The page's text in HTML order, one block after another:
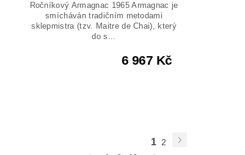
Ročníkový Armagnac 1965 Armagnac je
smícháván tradičním metodami
sklepmistra (tzv. Maitre de Chai), který
do s...
6 967 Kč
1 2